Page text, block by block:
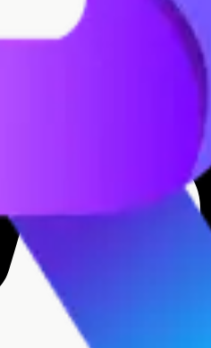
para receberes
incluindo os teus direitos